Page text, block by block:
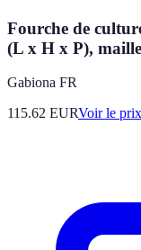
Fourche de
(L x H x P),
Gabiona FR
115.62 EURVoir le prix